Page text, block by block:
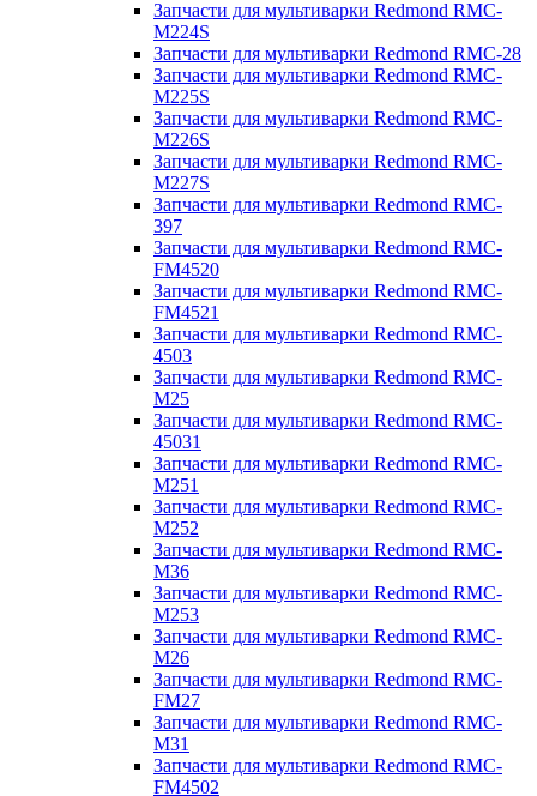
Запчасти для мультиварки Redmond RMC-
M224S
Запчасти для мультиварки Redmond RMC-28
Запчасти для мультиварки Redmond RMC-
M225S
Запчасти для мультиварки Redmond RMC-
M226S
Запчасти для мультиварки Redmond RMC-
M227S
Запчасти для мультиварки Redmond RMC-
397
Запчасти для мультиварки Redmond RMC-
FM4520
Запчасти для мультиварки Redmond RMC-
FM4521
Запчасти для мультиварки Redmond RMC-
4503
Запчасти для мультиварки Redmond RMC-
M25
Запчасти для мультиварки Redmond RMC-
45031
Запчасти для мультиварки Redmond RMC-
M251
Запчасти для мультиварки Redmond RMC-
M252
Запчасти для мультиварки Redmond RMC-
M36
Запчасти для мультиварки Redmond RMC-
M253
Запчасти для мультиварки Redmond RMC-
M26
Запчасти для мультиварки Redmond RMC-
FM27
Запчасти для мультиварки Redmond RMC-
M31
Запчасти для мультиварки Redmond RMC-
FM4502